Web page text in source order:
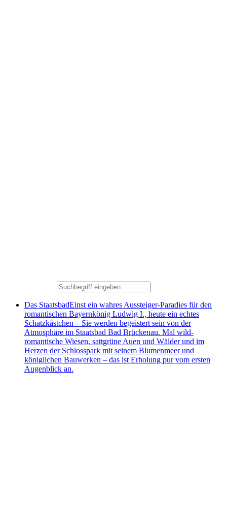
Das StaatsbadEinst ein wahres Aussteiger-Paradies für den
romantischen Bayernkönig Ludwig I., heute ein echtes
Schatzkästchen – Sie werden begeistert sein von der
Atmosphäre im Staatsbad Bad Brückenau. Mal wild-
romantische Wiesen, sattgrüne Auen und Wälder und im
Herzen der Schlosspark mit seinem Blumenmeer und
königlichen Bauwerken – das ist Erholung pur vom ersten
Augenblick an.